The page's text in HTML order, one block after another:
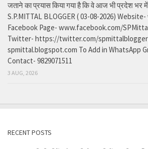
जताने का प्रयास किया गया है कि वे आज भी प्रदेश भर
S.P.MITTAL BLOGGER ( 03-08-2026)
Facebook Page- www.facebook.com/
Twitter- https://twitter.com/
spmittal.blogspot.com To Add in WhatsApp
Contact- 9829071511
3 AUG, 2026
RECENT POSTS